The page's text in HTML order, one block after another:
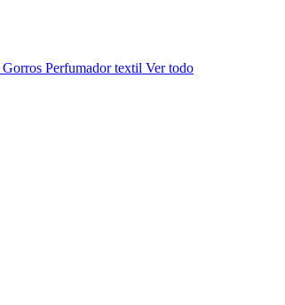
Gorros Perfumador textil Ver todo